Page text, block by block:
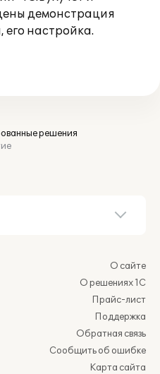
демонстрация
его настройка.
решения
О сайте
О решениях 1С
Прайс-лист
Поддержка
Обратная связь
Сообщить об ошибке
Карта сайта